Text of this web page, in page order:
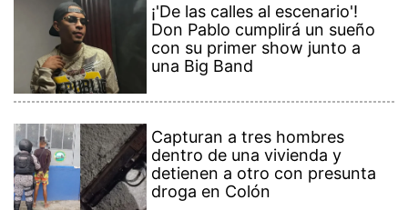
¡'De las calles al escenario'!
Don Pablo cumplirá un sueño
con su primer show junto a
una Big Band
Capturan a tres hombres
dentro de una vivienda y
detienen a otro con presunta
droga en Colón